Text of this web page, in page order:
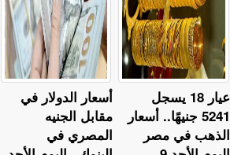
أسعار الدولار في
مقابل الجنيه
المصري في
عيار 18 يسجل
5241 جنيهًا.. أسعار
الذهب في مصر